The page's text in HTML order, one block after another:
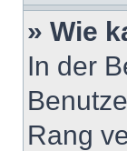
» Wie
In der
Rang